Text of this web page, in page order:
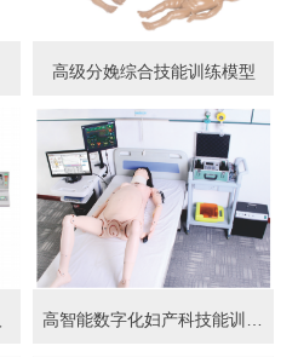
高级分娩综合技能训练模型